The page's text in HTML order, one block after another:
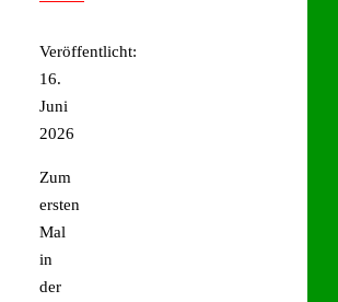
Veröffentlicht:
16.
Juni
2026
Zum
ersten
Mal
in
der